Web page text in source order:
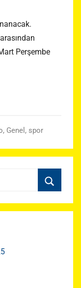
Perşembe
, Genel , spor